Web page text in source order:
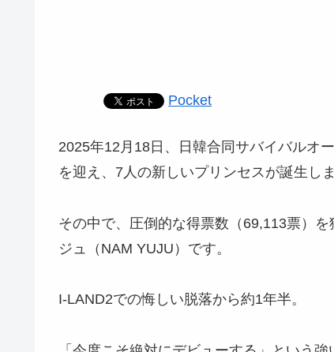
Pocket
​2025年12月18日、日韓合同サバイバルオ
を迎え、7人の新しいプリンセスが誕生しま
その中で、圧倒的な得票数（69,113票）
ジュ（NAM YUJU）です。
​I-LAND2での悔しい脱落から約1年半。